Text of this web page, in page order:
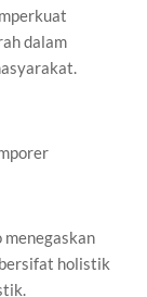
dalam
menegaskan
holistik